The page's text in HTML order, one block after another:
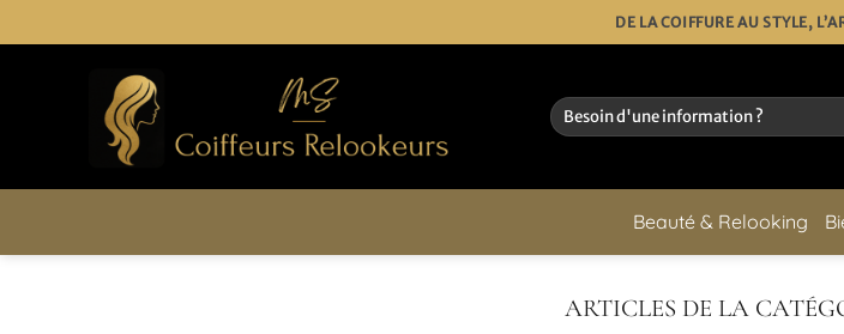
au
DE LA COIFFURE AU STYLE,
Beauté & Relooking